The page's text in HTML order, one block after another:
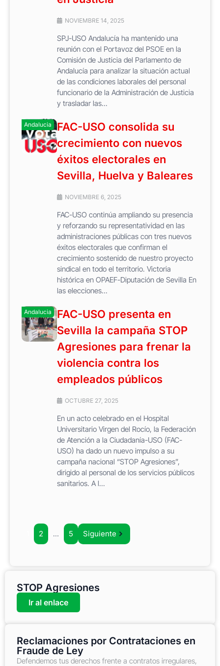
NOVIEMBRE 14, 2025
SPJ-USO Andalucía ha mantenido una
reunión con el Portavoz del PSOE en la
Comisión de Justicia del Parlamento de
Andalucía para analizar la situación actual
de las condiciones laborales del personal
funcionario de la Administración de Justicia
y trasladar las...
Andalucia
FAC-USO consolida su
crecimiento con nuevos
éxitos electorales en
Sevilla, Huelva y Baleares
NOVIEMBRE 6, 2025
FAC-USO continúa ampliando su presencia
y reforzando su representatividad en las
administraciones públicas con tres nuevos
éxitos electorales que confirman el
crecimiento sostenido de nuestro proyecto
sindical en todo el territorio. Victoria
histórica en OPAEF-Diputación de Sevilla En
las elecciones...
Andalucia
FAC-USO presenta en
Sevilla la campaña STOP
Agresiones para frenar la
violencia contra los
empleados públicos
OCTUBRE 27, 2025
En un acto celebrado en el Hospital
Universitario Virgen del Rocío, la Federación
de Atención a la Ciudadanía-USO (FAC-
USO) ha dado un nuevo impulso a su
campaña nacional “STOP Agresiones”,
dirigido al personal de los servicios públicos
sanitarios. A l...
2 … 5 Siguiente
STOP Agresiones
Ir al enlace
Reclamaciones por Contrataciones en
Fraude de Ley
Defendemos tus derechos frente a contratos irregulares,